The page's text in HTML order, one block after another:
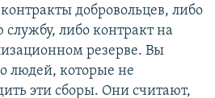
добровольцев, либо
либо контракт на
резерве. Вы
людей, которые не
эти сборы. Они считают,